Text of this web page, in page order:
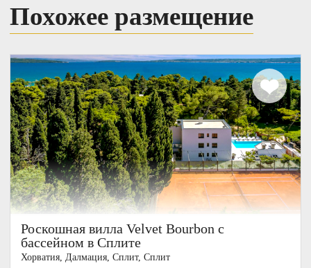
Похожее размещение
Роскошная вилла Velvet Bourbon с
бассейном в Сплите
Хорватия, Далмация, Cплит, Сплит